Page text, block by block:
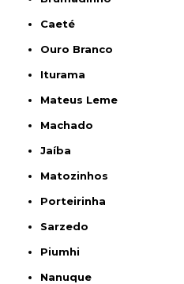
Caeté
Ouro Branco
Iturama
Mateus Leme
Machado
Jaíba
Matozinhos
Porteirinha
Sarzedo
Piumhi
Nanuque